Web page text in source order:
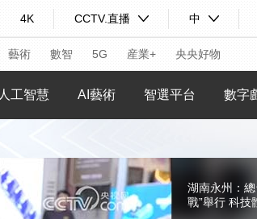
4K CCTV.直播 中
藝術 數智 5G 産業+ 央央好物
圖片
光華銳評 鋒面
人工智慧 AI藝術 智選平台 數字
湖南永州：
戰”舉行 科技